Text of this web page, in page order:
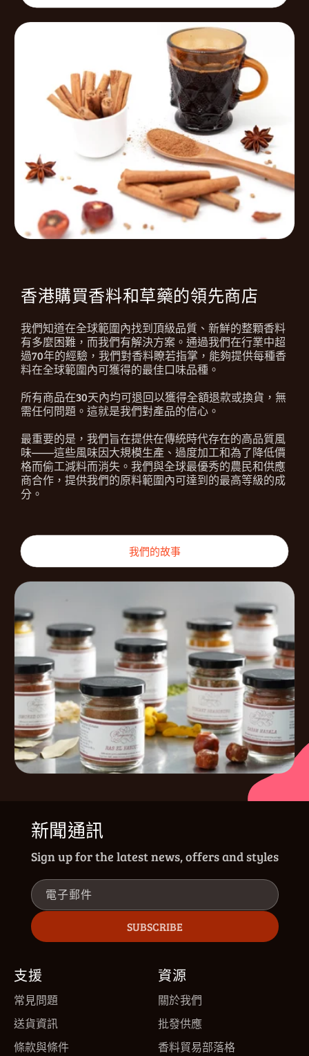
香港購買香料和草藥的領先商店
我們知道在全球範圍內找到頂級品質、新鮮的整顆香料
有多麼困難，而我們有解決方案。通過我們在行業中超
過70年的經驗，我們對香料瞭若指掌，能夠提供每種香
料在全球範圍內可獲得的最佳口味品種。
所有商品在30天內均可退回以獲得全額退款或換貨，無
需任何問題。這就是我們對產品的信心。
最重要的是，我們旨在提供在傳統時代存在的高品質風
味——這些風味因大規模生產、過度加工和為了降低價
格而偷工減料而消失。我們與全球最優秀的農民和供應
商合作，提供我們的原料範圍內可達到的最高等級的成
分。
我們的故事
新聞通訊
Sign up for the latest news, offers and styles
電子郵件
SUBSCRIBE
支援
常見問題
送貨資訊
條款與條件
資源
關於我們
批發供應
香料貿易部落格